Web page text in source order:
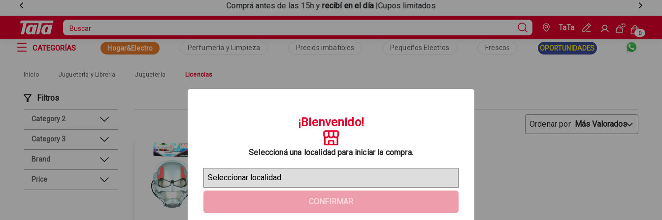
Comprá antes de las 15h y recibí en el día|Cupos limitados
TaTa
¡Bienvenido!
Seleccioná una localidad para iniciar la compra.
CONFIRMAR
CATEGORÍAS Hogar&Electro Perfumería y Limpieza Precios imbatibles Pequeños Electros Frescos OPORTUNIDADES
Inicio Juguetería y Librería Juguetería Licencias
Filtros
Category 2
Category 3
Brand
Price
Ordenar por